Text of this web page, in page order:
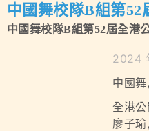
校風及學生支援
中國舞校隊B組第52
獎喜訊
中國舞校隊B組第52屆全港
2024
中國舞,
全港
廖子瑜,